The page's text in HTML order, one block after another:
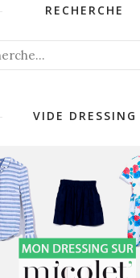
RECHERCHE
VIDE DRESSING